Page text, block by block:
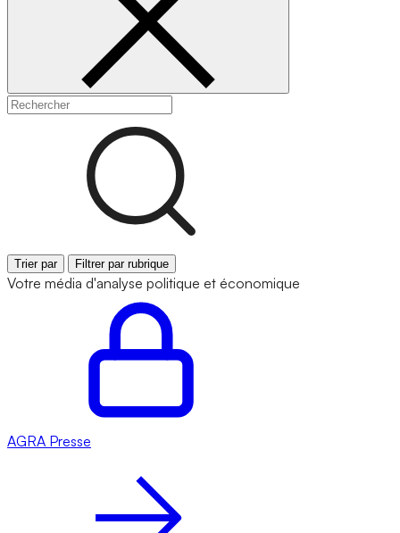
Trier par Filtrer par rubrique
Votre média d'analyse politique et économique
AGRA Presse